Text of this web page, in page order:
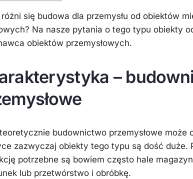
się budowa dla przemysłu od obiektów
Na nasze pytania o tego typu obiekty
obiektów przemysłowych.
–
budownictwo przemysłowe może
zazwyczaj obiekty tego typu są dość duże.
potrzebne są bowiem często hale
lub przetwórstwo i obróbkę.